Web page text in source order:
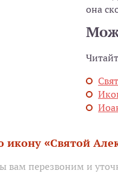
она
икону «Святой
вам перезвоним и